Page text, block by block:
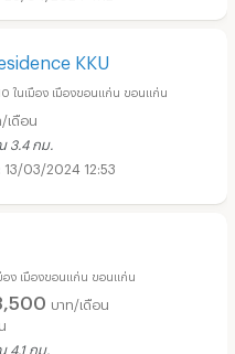
KKU
ในเมือง เมืองขอนแก่น ขอนแก่น
/เดือน
3.4 กม.
13/03/2024 12:53
อง เมืองขอนแก่น ขอนแก่น
บาท/เดือน
4.1 กม.